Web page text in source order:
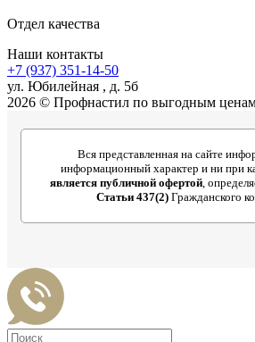
Отдел качества
Наши контакты
+7 (937) 351-14-50
ул. Юбилейная , д. 5б
2026 © Профнастил по выгодным
Вся представленная на сайте
информационный характер и ни при
является публичной офертой,
Статьи 437(2) Гражданского